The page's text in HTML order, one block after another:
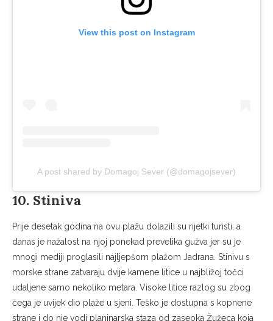
View this post on Instagram
A post shared by Domagoj Sever (@domagojsever)
10. Stiniva
Prije desetak godina na ovu plažu dolazili su rijetki turisti, a
danas je nažalost na njoj ponekad prevelika gužva jer su je
mnogi mediji proglasili najljepšom plažom Jadrana. Stinivu s
morske strane zatvaraju dvije kamene litice u najbližoj točci
udaljene samo nekoliko metara. Visoke litice razlog su zbog
čega je uvijek dio plaže u sjeni. Teško je dostupna s kopnene
strane i do nje vodi planinarska staza od zaseoka Žužeca koja